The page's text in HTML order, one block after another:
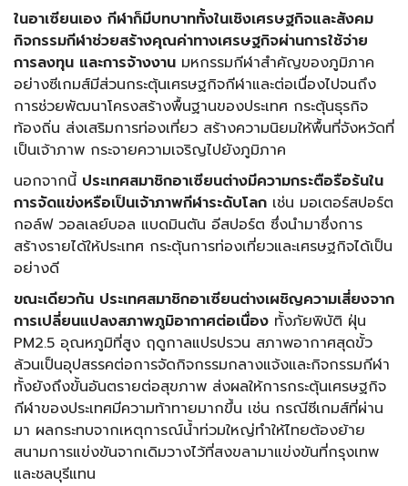
ในอาเซียนเอง กีฬาก็มีบทบาททั้งในเชิงเศรษฐกิจและสังคม
กิจกรรมกีฬาช่วยสร้างคุณค่าทางเศรษฐกิจผ่านการใช้จ่าย
การลงทุน และการจ้างงาน มหกรรมกีฬาสำคัญของภูมิภาค
อย่างซีเกมส์มีส่วนกระตุ้นเศรษฐกิจกีฬาและต่อเนื่องไปจนถึง
การช่วยพัฒนาโครงสร้างพื้นฐานของประเทศ กระตุ้นธุรกิจ
ท้องถิ่น ส่งเสริมการท่องเที่ยว สร้างความนิยมให้พื้นที่จังหวัดที่
เป็นเจ้าภาพ กระจายความเจริญไปยังภูมิภาค
นอกจากนี้ ประเทศสมาชิกอาเซียนต่างมีความกระตือรือร้นใน
การจัดแข่งหรือเป็นเจ้าภาพกีฬาระดับโลก เช่น มอเตอร์สปอร์ต
กอล์ฟ วอลเลย์บอล แบดมินตัน อีสปอร์ต ซึ่งนำมาซึ่งการ
สร้างรายได้ให้ประเทศ กระตุ้นการท่องเที่ยวและเศรษฐกิจได้เป็น
อย่างดี
ขณะเดียวกัน ประเทศสมาชิกอาเซียนต่างเผชิญความเสี่ยงจาก
การเปลี่ยนแปลงสภาพภูมิอากาศต่อเนื่อง ทั้งภัยพิบัติ ฝุ่น
PM2.5 อุณหภูมิที่สูง ฤดูกาลแปรปรวน สภาพอากาศสุดขั้ว
ล้วนเป็นอุปสรรคต่อการจัดกิจกรรมกลางแจ้งและกิจกรรมกีฬา
ทั้งยังถึงขั้นอันตรายต่อสุขภาพ ส่งผลให้การกระตุ้นเศรษฐกิจ
กีฬาของประเทศมีความท้าทายมากขึ้น เช่น กรณีซีเกมส์ที่ผ่าน
มา ผลกระทบจากเหตุการณ์น้ำท่วมใหญ่ทำให้ไทยต้องย้าย
สนามการแข่งขันจากเดิมวางไว้ที่สงขลามาแข่งขันที่กรุงเทพ
และชลบุรีแทน